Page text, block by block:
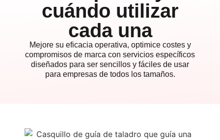
cuándo utilizar
cada una
Mejore su eficacia operativa, optimice costes y
compromisos de marca con servicios específicos
diseñados para ser sencillos y fáciles de usar
para empresas de todos los tamaños.